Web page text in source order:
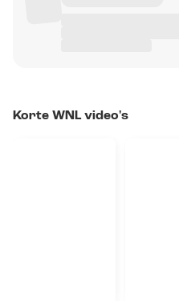
Korte WNL video's